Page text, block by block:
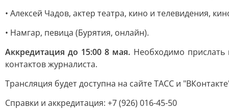
• Алексей Чадов, актер театра, кино и телевидения,
• Намгар, певица (Бурятия, онлайн).
Аккредитация до 15:00 8 мая. Необходимо
контактов журналиста.
Трансляция будет доступна на сайте ТАСС и
Справки и аккредитация: +7 (926) 016-45-50